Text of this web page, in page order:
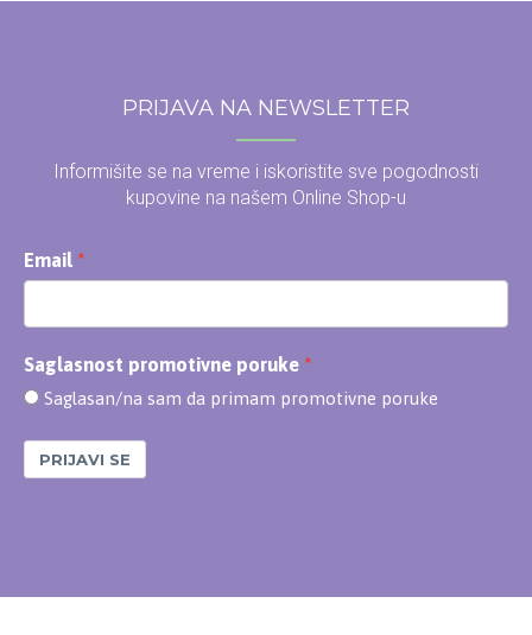
PRIJAVA NA NEWSLETTER
Informišite se na vreme i iskoristite sve pogodnosti
kupovine na našem Online Shop-u
Email
Saglasnost promotivne poruke
Saglasan/na sam da primam promotivne poruke
PRIJAVI SE